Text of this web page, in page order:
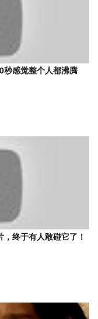
秒感觉整个人都沸腾
终于有人敢碰它了！